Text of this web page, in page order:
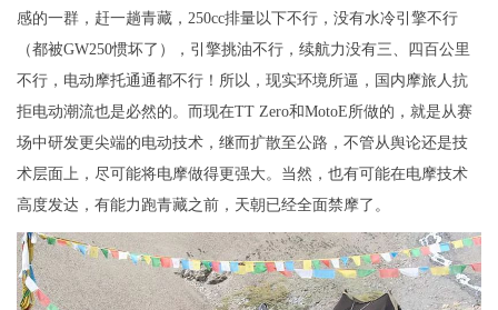
感的一群，赶一趟青藏，250cc排量以下不行，没有水冷引擎不行
（都被GW250惯坏了），引擎挑油不行，续航力没有三、四百公里
不行，电动摩托通通都不行！所以，现实环境所逼，国内摩旅人抗
拒电动潮流也是必然的。而现在TT Zero和MotoE所做的，就是从赛
场中研发更尖端的电动技术，继而扩散至公路，不管从舆论还是技
术层面上，尽可能将电摩做得更强大。当然，也有可能在电摩技术
高度发达，有能力跑青藏之前，天朝已经全面禁摩了。